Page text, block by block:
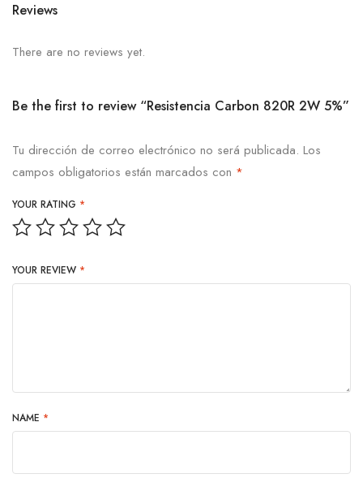
Reviews
There are no reviews yet.
Be the first to review “Resistencia Carbon 820R 2W 5%”
Tu dirección de correo electrónico no será publicada. Los
campos obligatorios están marcados con *
YOUR RATING *
YOUR REVIEW *
NAME *